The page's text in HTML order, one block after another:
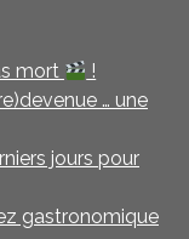
mort
!
… une
jours pour
gastronomique